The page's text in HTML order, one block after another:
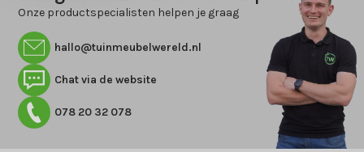
Onze productspecialisten helpen je graag
hallo@tuinmeubelwereld.nl
Chat via de website
078 20 32 078